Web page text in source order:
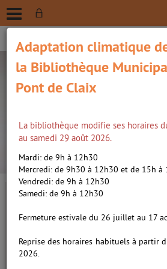
Médiathèque Gabriel Péri
HORAIRES D'OUVERTURE
La médiathèque Gabriel Péri
Durant cette période, la
Adaptation climatique
la Bibliothèque
Pont de Claix
La bibliothèque modifie ses horaires
au samedi 29 août 2026.
Mardi: de 9h à 12h30
Mercredi: de 9h30 à 12h30 et de 15h à
Vendredi: de 9h à 12h30
Samedi: de 9h à 12h30
Fermeture estivale du 26 juillet au 17
Reprise des horaires habituels à partir
2026.